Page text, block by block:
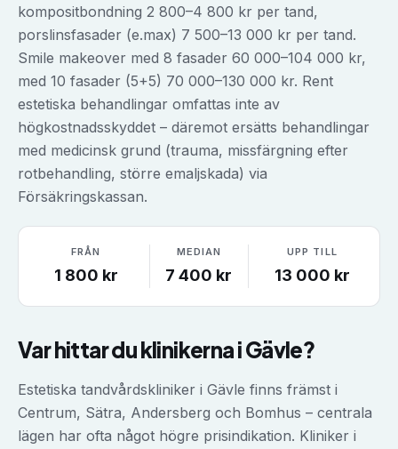
kompositbondning 2 800–4 800 kr per tand,
porslinsfasader (e.max) 7 500–13 000 kr per tand.
Smile makeover med 8 fasader 60 000–104 000 kr,
med 10 fasader (5+5) 70 000–130 000 kr. Rent
estetiska behandlingar omfattas inte av
högkostnadsskyddet – däremot ersätts behandlingar
med medicinsk grund (trauma, missfärgning efter
rotbehandling, större emaljskada) via
Försäkringskassan.
FRÅN
1 800 kr
MEDIAN
7 400 kr
UPP TILL
13 000 kr
Var hittar du klinikerna iGävle?
Estetiska tandvårdskliniker i Gävle finns främst i
Centrum, Sätra, Andersberg och Bomhus – centrala
lägen har ofta något högre prisindikation. Kliniker i